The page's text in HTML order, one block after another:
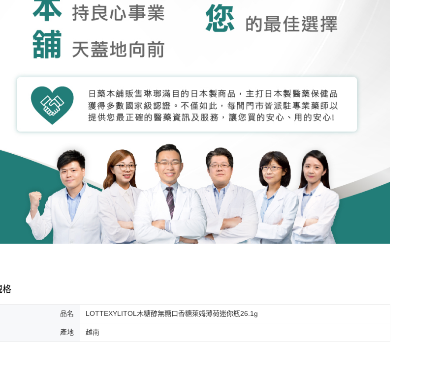
格
品名 LOTTEXYLITOL木糖醇無糖口香糖萊姆薄荷迷你瓶26.1g
產地 越南